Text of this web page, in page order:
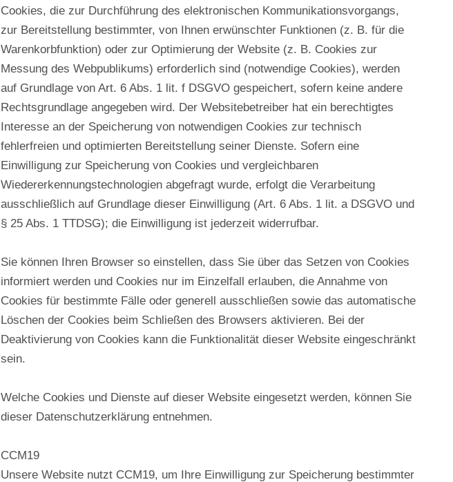
Cookies, die zur Durchführung des elektronischen Kommunikationsvorgangs,
zur Bereitstellung bestimmter, von Ihnen erwünschter Funktionen (z. B. für die
Warenkorbfunktion) oder zur Optimierung der Website (z. B. Cookies zur
Messung des Webpublikums) erforderlich sind (notwendige Cookies), werden
auf Grundlage von Art. 6 Abs. 1 lit. f DSGVO gespeichert, sofern keine andere
Rechtsgrundlage angegeben wird. Der Websitebetreiber hat ein berechtigtes
Interesse an der Speicherung von notwendigen Cookies zur technisch
fehlerfreien und optimierten Bereitstellung seiner Dienste. Sofern eine
Einwilligung zur Speicherung von Cookies und vergleichbaren
Wiedererkennungstechnologien abgefragt wurde, erfolgt die Verarbeitung
ausschließlich auf Grundlage dieser Einwilligung (Art. 6 Abs. 1 lit. a DSGVO und
§ 25 Abs. 1 TTDSG); die Einwilligung ist jederzeit widerrufbar.
Sie können Ihren Browser so einstellen, dass Sie über das Setzen von Cookies
informiert werden und Cookies nur im Einzelfall erlauben, die Annahme von
Cookies für bestimmte Fälle oder generell ausschließen sowie das automatische
Löschen der Cookies beim Schließen des Browsers aktivieren. Bei der
Deaktivierung von Cookies kann die Funktionalität dieser Website eingeschränkt
sein.
Welche Cookies und Dienste auf dieser Website eingesetzt werden, können Sie
dieser Datenschutzerklärung entnehmen.
CCM19
Unsere Website nutzt CCM19, um Ihre Einwilligung zur Speicherung bestimmter